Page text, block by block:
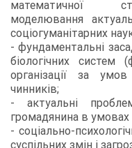
математичної
моделювання
соціогуманітарних
- фундаментальні
біологічних систем
організації за
чинників;
- актуальні
громадянина в умовах
- соціально-
суспільних змін і